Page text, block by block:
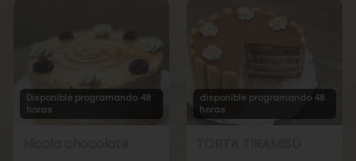
Disponible programando 48
horas
disponible programando 48
horas